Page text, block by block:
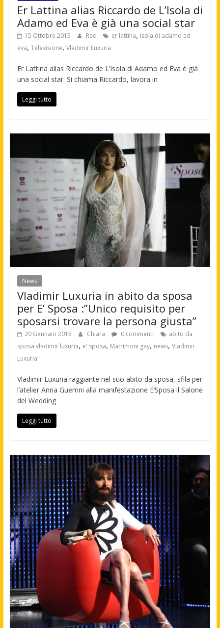
Er Lattina alias Riccardo de L’Isola di
Adamo ed Eva è già una social star
15 Ottobre 2015 Red er lattina, isola di adamo ed
eva, Televisione, Vladimir Luxuria
Er Lattina alias Riccardo de L’Isola di Adamo ed Eva è già
una social star. Si chiama Riccardo, lavora in
Leggi tutto
News
Vladimir Luxuria in abito da sposa
per E’ Sposa :”Unico requisito per
sposarsi trovare la persona giusta”
20 Gennaio 2015 Chiara 0 commenti
abito da
sposa vladimir luxuria, e' sposa, Matrimoni gay, news, Vladimir
Luxuria
Vladimir Luxuria raggiante nel suo abito da sposa, sfila per
l’atelier Anna Guerrini alla manifestazione E’Sposa il Salone
del Wedding
Leggi tutto